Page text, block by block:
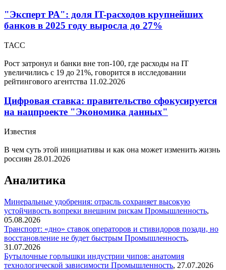
"Эксперт РА": доля IT-расходов крупнейших
банков в 2025 году выросла до 27%
ТАСС
Рост затронул и банки вне топ-100, где расходы на IT
увеличились с 19 до 21%, говорится в исследовании
рейтингового агентства 11.02.2026
Цифровая ставка: правительство сфокусируется
на нацпроекте "Экономика данных"
Известия
В чем суть этой инициативы и как она может изменить жизнь
россиян 28.01.2026
Аналитика
Минеральные удобрения: отрасль сохраняет высокую
устойчивость вопреки внешним рискам Промышленность,
05.08.2026
Транспорт: «дно» ставок операторов и стивидоров позади, но
восстановление не будет быстрым Промышленность,
31.07.2026
Бутылочные горлышки индустрии чипов: анатомия
технологической зависимости Промышленность, 27.07.2026